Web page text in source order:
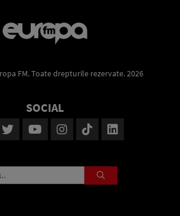
FM. Toate drepturile rezervate. 2026
SOCIAL